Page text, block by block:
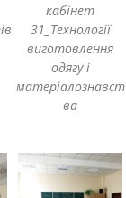
кабінет
31_Технології
виготовлення
одягу і
матеріалознавст
ва